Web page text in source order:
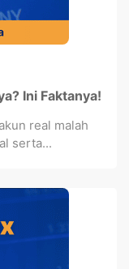
Ini Faktanya!
real malah
serta...